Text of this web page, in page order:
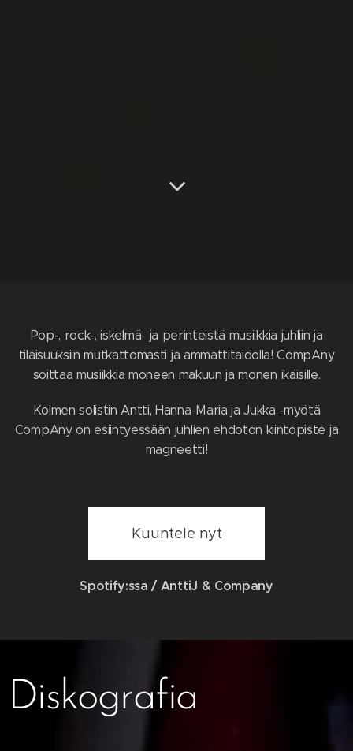
Pop-, rock-, iskelmä- ja perinteistä musiikkia juhliin ja
tilaisuuksiin mutkattomasti ja ammattitaidolla! CompAny
soittaa musiikkia moneen makuun ja monen ikäisille.
Kolmen solistin Antti, Hanna-Maria ja Jukka -myötä
CompAny on esiintyessään juhlien ehdoton kiintopiste ja
magneetti!
Kuuntele nyt
Spotify:ssa / AnttiJ & Company
Diskografia